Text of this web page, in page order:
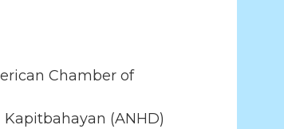
Chamber of
(ANHD)